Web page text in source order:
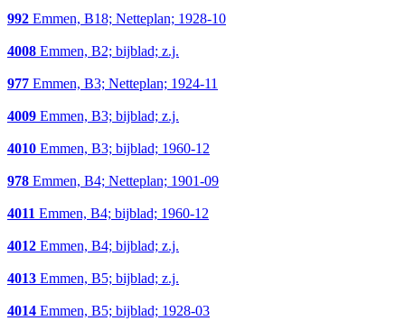
992 Emmen, B18; Netteplan; 1928-10
4008 Emmen, B2; bijblad; z.j.
977 Emmen, B3; Netteplan; 1924-11
4009 Emmen, B3; bijblad; z.j.
4010 Emmen, B3; bijblad; 1960-12
978 Emmen, B4; Netteplan; 1901-09
4011 Emmen, B4; bijblad; 1960-12
4012 Emmen, B4; bijblad; z.j.
4013 Emmen, B5; bijblad; z.j.
4014 Emmen, B5; bijblad; 1928-03